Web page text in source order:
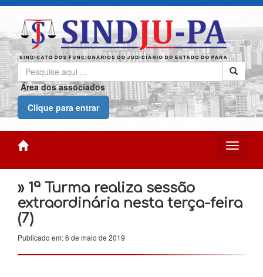
Área dos associados
Clique para entrar
» 1ª Turma realiza sessão
extraordinária nesta terça-feira
(7)
Publicado em: 6 de maio de 2019